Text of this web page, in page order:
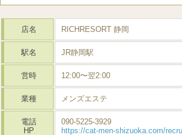
店名 RICHRESORT 静岡
駅名 JR静岡駅
営時 12:00〜翌2:00
業種 メンズエステ
電話
HP
090-5225-3929
https://cat-men-shizuoka.com/